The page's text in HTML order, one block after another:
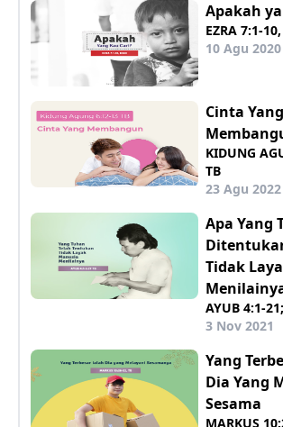
Apakah
EZRA 7:1-
10 Agu 2020
Cinta Yang
KIDUNG
TB
23 Agu 2022
Apa Yang
Tidak
AYUB 4:1-
3 Nov 2021
Yang
Dia Yang
Sesama
MARKUS